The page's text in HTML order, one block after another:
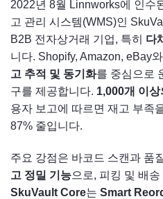
2022년 8월 Linnworks에 인수
고 관리 시스템(WMS)인
B2B 전자상거래 기업, 특히 다
니다. Shopify, Amazon, eBay
고 추적 및 동기화를 중심으로
구를 제공합니다. 1,000개 이상
용자 보고에 따르면 재고 부족
87% 줄입니다.
주요 강점은 바코드 스캔과 품
고 정밀 기능으로, 피킹 및 배
SkuVault Core는 Smart